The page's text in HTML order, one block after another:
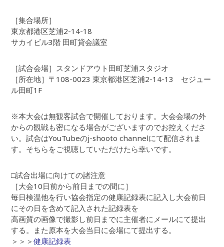
［集合場所］
東京都港区芝浦2-14-18
サカイビル3階 田町貸会議室
［試合会場］スタンドアウト田町芝浦スタジオ
［所在地］〒108-0023 東京都港区芝浦2-14-13 セジュー
ル田町1F
※本大会は無観客試合で開催しております。大会会場の外
からの観戦も密になる場合がございますのでお控えくださ
い。試合はYouTubeのj-shooto channelにて配信されま
す。そちらをご視聴していただけたら幸いです。
□試合出場に向けての諸注意
［大会10日前から前日までの間に］
毎日検温他を行い協会指定の健康記録表に記入し大会前日
にその日を含めて記入された記録表を
高画質の画像で撮影し前日までに主催者にメールにて提出
する。また原本を大会当日に会場にて提出する。
＞＞＞健康記録表